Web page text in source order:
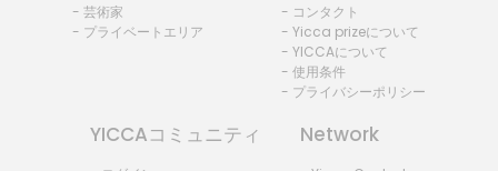
- 芸術家
- プライベートエリア
- コンタクト
- Yicca prizeについて
- YICCAについて
- 使用条件
- プライバシーポリシー
YICCAコミュニティ Network